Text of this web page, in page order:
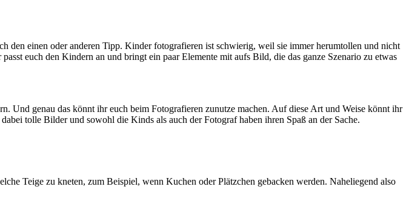
den einen oder anderen Tipp. Kinder fotografieren ist schwierig, weil sie immer herumtollen und nicht
euch den Kindern an und bringt ein paar Elemente mit aufs Bild, die das ganze Szenario zu etwas
Und genau das könnt ihr euch beim Fotografieren zunutze machen. Auf diese Art und Weise könnt ihr
tolle Bilder und sowohl die Kinds als auch der Fotograf haben ihren Spaß an der Sache.
Teige zu kneten, zum Beispiel, wenn Kuchen oder Plätzchen gebacken werden. Naheliegend also